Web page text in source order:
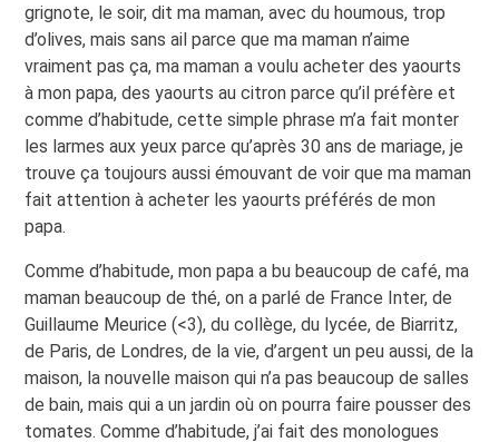
grignote, le soir, dit ma maman, avec du houmous, trop
d’olives, mais sans ail parce que ma maman n’aime
vraiment pas ça, ma maman a voulu acheter des yaourts
à mon papa, des yaourts au citron parce qu’il préfère et
comme d’habitude, cette simple phrase m’a fait monter
les larmes aux yeux parce qu’après 30 ans de mariage, je
trouve ça toujours aussi émouvant de voir que ma maman
fait attention à acheter les yaourts préférés de mon
papa.
Comme d’habitude, mon papa a bu beaucoup de café, ma
maman beaucoup de thé, on a parlé de France Inter, de
Guillaume Meurice (<3), du collège, du lycée, de Biarritz,
de Paris, de Londres, de la vie, d’argent un peu aussi, de la
maison, la nouvelle maison qui n’a pas beaucoup de salles
de bain, mais qui a un jardin où on pourra faire pousser des
tomates. Comme d’habitude, j’ai fait des monologues